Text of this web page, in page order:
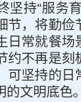
坚持“服务
节，将勤俭
日常就餐场
约不再是刻
可坚持的日
的文明底色